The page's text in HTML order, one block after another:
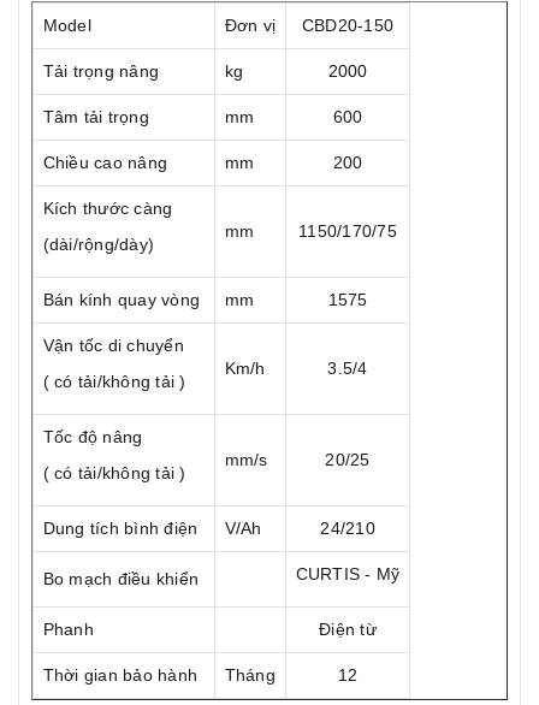
Model Đơn vị CBD20-150
Tải trọng nâng kg 2000
Tâm tải trọng mm 600
Chiều cao nâng mm 200
Kích thước càng
(dài/rộng/dày)
mm 1150/170/75
Bán kính quay vòng mm 1575
Vận tốc di chuyển
( có tải/không tải )
Km/h 3.5/4
Tốc độ nâng
( có tải/không tải )
mm/s 20/25
Dung tích bình điện V/Ah 24/210
Bo mạch điều khiển CURTIS - Mỹ
Phanh Điện từ
Thời gian bảo hành Tháng 12